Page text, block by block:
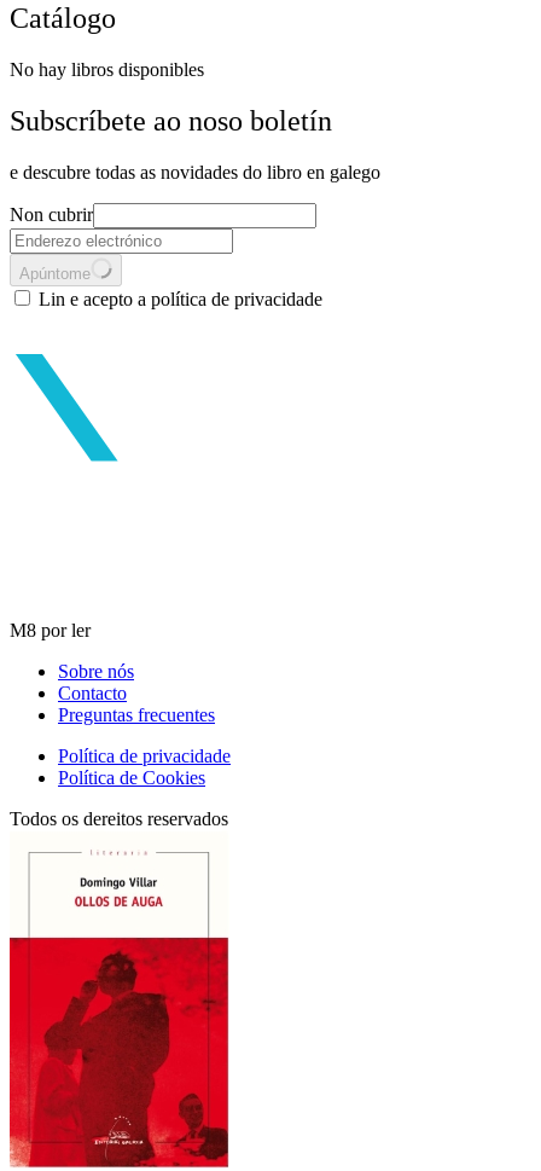
Catálogo
No hay libros disponibles
Subscríbete ao noso boletín
e descubre todas as novidades do libro en galego
Non cubrir
Apúntome
Lin e acepto a política de privacidade
M8 por ler
Sobre nós
Contacto
Preguntas frecuentes
Política de privacidade
Política de Cookies
Todos os dereitos reservados